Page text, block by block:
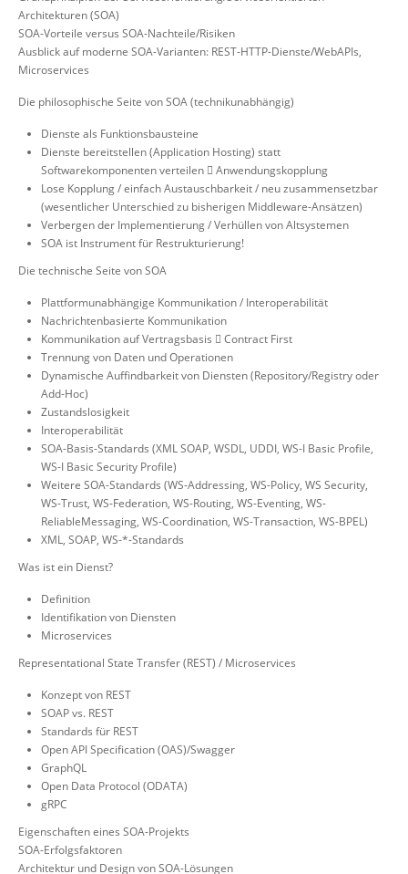
Architekturen (SOA)
SOA-Vorteile versus SOA-Nachteile/Risiken
Ausblick auf moderne SOA-Varianten: REST-HTTP-Dienste/WebAPIs,
Microservices
Die philosophische Seite von SOA (technikunabhängig)
Dienste als Funktionsbausteine
Dienste bereitstellen (Application Hosting) statt
Softwarekomponenten verteilen  Anwendungskopplung
Lose Kopplung / einfach Austauschbarkeit / neu zusammensetzbar
(wesentlicher Unterschied zu bisherigen Middleware-Ansätzen)
Verbergen der Implementierung / Verhüllen von Altsystemen
SOA ist Instrument für Restrukturierung!
Die technische Seite von SOA
Plattformunabhängige Kommunikation / Interoperabilität
Nachrichtenbasierte Kommunikation
Kommunikation auf Vertragsbasis  Contract First
Trennung von Daten und Operationen
Dynamische Auffindbarkeit von Diensten (Repository/Registry oder
Add-Hoc)
Zustandslosigkeit
Interoperabilität
SOA-Basis-Standards (XML SOAP, WSDL, UDDI, WS-I Basic Profile,
WS-I Basic Security Profile)
Weitere SOA-Standards (WS-Addressing, WS-Policy, WS Security,
WS-Trust, WS-Federation, WS-Routing, WS-Eventing, WS-
ReliableMessaging, WS-Coordination, WS-Transaction, WS-BPEL)
XML, SOAP, WS-*-Standards
Was ist ein Dienst?
Definition
Identifikation von Diensten
Microservices
Representational State Transfer (REST) / Microservices
Konzept von REST
SOAP vs. REST
Standards für REST
Open API Specification (OAS)/Swagger
GraphQL
Open Data Protocol (ODATA)
gRPC
Eigenschaften eines SOA-Projekts
SOA-Erfolgsfaktoren
Architektur und Design von SOA-Lösungen